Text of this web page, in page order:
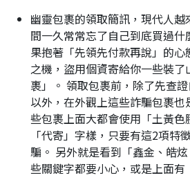
幽靈包裹的領取簡訊，現代人
間一久常常忘了自己到底買過
果抱著「先領先付款再說」的
之機，盜用個資寄給你一些裝了
裹」。 領取包裹前，除了先查
以外，在外觀上這些詐騙包裹
些包裹上面大都會使用「土黃
「代寄」字樣，只要有這2項特
騙。 另外就是看到「鑫金、皓
些關鍵字都要小心，或是上面有